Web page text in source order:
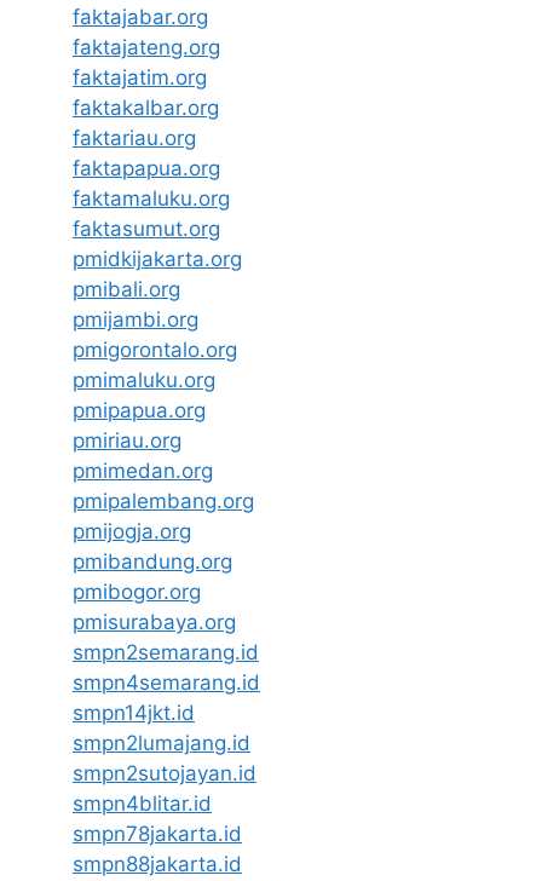
faktajabar.org
faktajateng.org
faktajatim.org
faktakalbar.org
faktariau.org
faktapapua.org
faktamaluku.org
faktasumut.org
pmidkijakarta.org
pmibali.org
pmijambi.org
pmigorontalo.org
pmimaluku.org
pmipapua.org
pmiriau.org
pmimedan.org
pmipalembang.org
pmijogja.org
pmibandung.org
pmibogor.org
pmisurabaya.org
smpn2semarang.id
smpn4semarang.id
smpn14jkt.id
smpn2lumajang.id
smpn2sutojayan.id
smpn4blitar.id
smpn78jakarta.id
smpn88jakarta.id